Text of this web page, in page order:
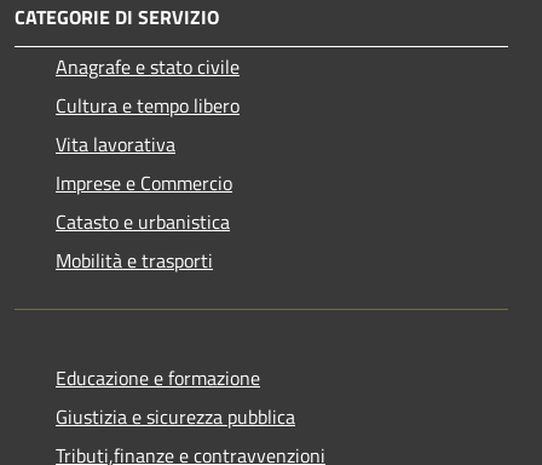
CATEGORIE DI SERVIZIO
Anagrafe e stato civile
Cultura e tempo libero
Vita lavorativa
Imprese e Commercio
Catasto e urbanistica
Mobilità e trasporti
Educazione e formazione
Giustizia e sicurezza pubblica
Tributi,finanze e contravvenzioni